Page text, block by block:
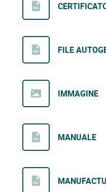
FILE
IMMAGINE
MANUALE